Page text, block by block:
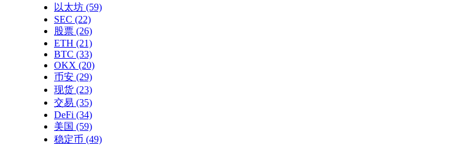
以太坊 (59)
SEC (22)
股票 (26)
ETH (21)
BTC (33)
OKX (20)
币安 (29)
现货 (23)
交易 (35)
DeFi (34)
美国 (59)
稳定币 (49)